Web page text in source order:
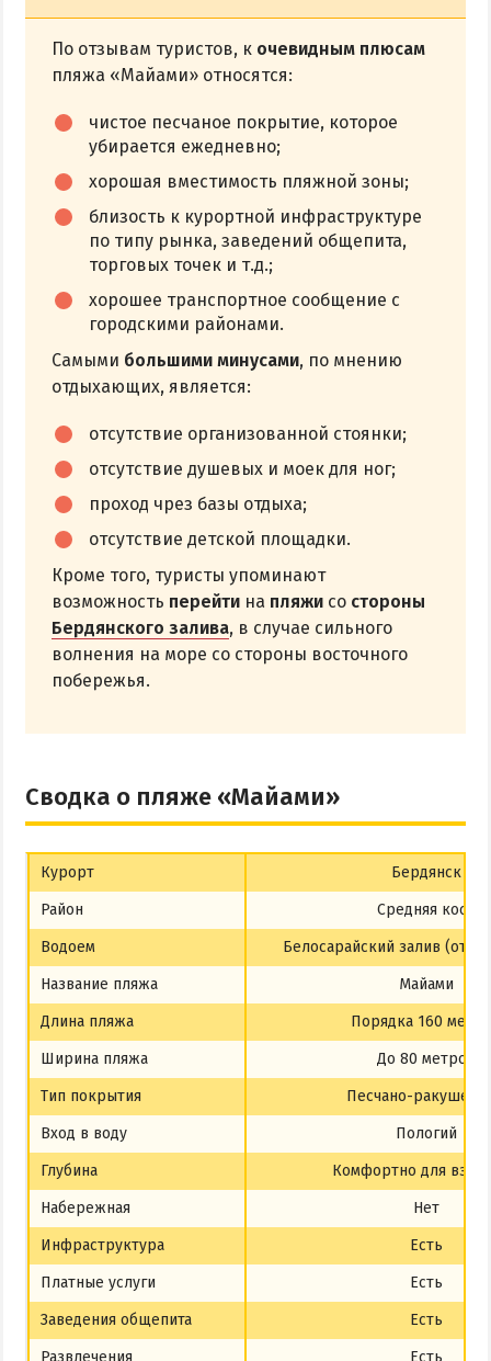
По отзывам туристов, к очевидным плюсам
пляжа «Майами» относятся:
чистое песчаное покрытие, которое
убирается ежедневно;
хорошая вместимость пляжной зоны;
близость к курортной инфраструктуре
по типу рынка, заведений общепита,
торговых точек и т.д.;
хорошее транспортное сообщение с
городскими районами.
Самыми большими минусами, по мнению
отдыхающих, является:
отсутствие организованной стоянки;
отсутствие душевых и моек для ног;
проход чрез базы отдыха;
отсутствие детской площадки.
Кроме того, туристы упоминают
возможность перейти на пляжи со стороны
Бердянского залива, в случае сильного
волнения на море со стороны восточного
побережья.
Сводка о пляже «Майами»
Курорт
Бердянск
Район
Средняя коса
Водоем
Белосарайский залив
Название пляжа
Майами
Длина пляжа
Порядка 160
Ширина пляжа
До 80 метров
Тип покрытия
Песчано-
Вход в воду
Пологий
Глубина
Комфортно для
Набережная
Нет
Инфраструктура
Есть
Платные услуги
Есть
Заведения общепита
Есть
Развлечения
Есть